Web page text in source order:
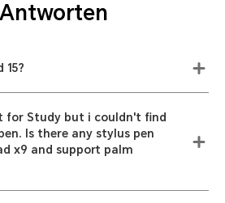
15?
for Study but i couldn't find
Is there any stylus pen
x9 and support palm